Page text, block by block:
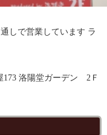
しで営業しています ラ
173 洛陽堂ガーデン 2Ｆ